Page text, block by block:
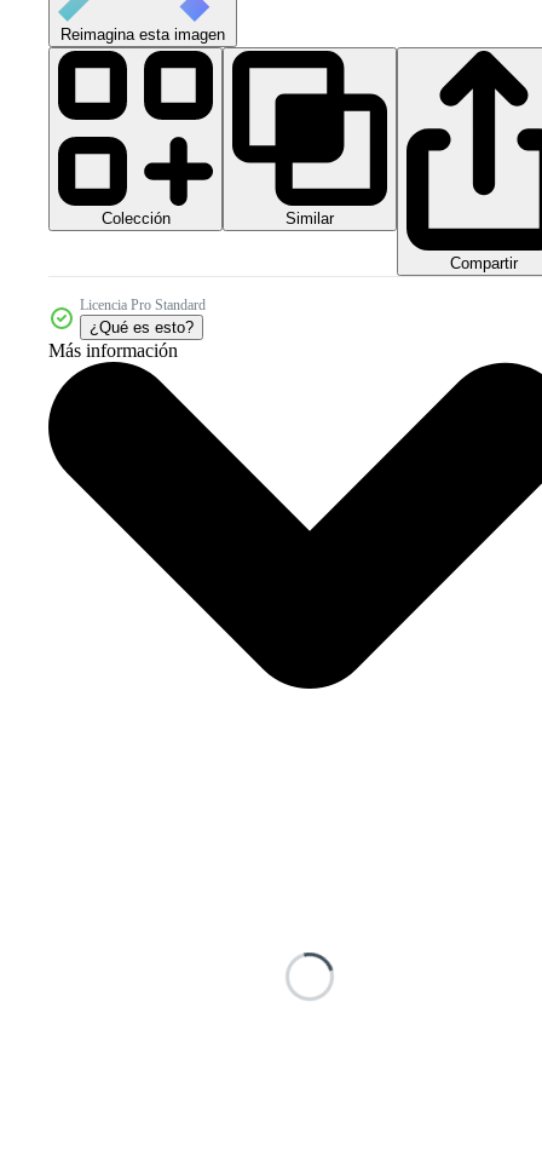
Reimagina esta imagen
Colección Similar
Compartir
Licencia Pro Standard
¿Qué es esto?
Más información